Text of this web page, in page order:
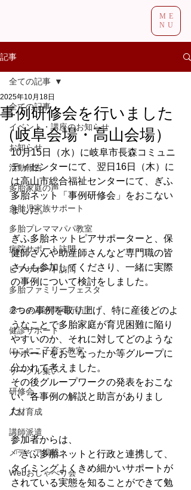
ME
NU
記事
全ての記事
イベント・講座のお知らせ
お知らせ
活動報告
多胎家庭の声
多胎児家族サポート
多胎プレママパパ教室
病院サポート訪問
ピアサポート訪問
多胎ファミリーフェスタ
赤ちゃん訪問同行訪問
健診サポート
にこにこ子育て教室
サークル集い
研修会
人材育成
講師派遣
メディア掲載
Webおしゃべり会
全ての記事
事例研修会を行いました
（岐阜会場・高山会場）
2025年10月18日
10月15日（水）に岐阜市長森コミュニ
ティセンターにて、翌日16日（木）に
は高山市総合福祉センターにて、ぎふ
多胎ネット「事例研修会」をおこない
ました。
ぎふ多胎ネットピアサポーターと、保
健師さんや助産師さんなど専門職の皆
さんも参加してくださり、一緒に実際
の事例について検討をしました。
2つの事例を取り上げ、特に産後どのよ
うなことで多胎家庭が育児困難に陥り
やすいのか、それに対してどのような
サポートをおこなったか等グループに
分かれて考えました。
その後グループワークの発表をおこな
い、各事例の解説と助言がありまし
た。
参加者からは、
「ぎふ多胎ネットと行政と連携して、
タイミングよくきめ細かいサポートが
されている実態を知ることができて勉